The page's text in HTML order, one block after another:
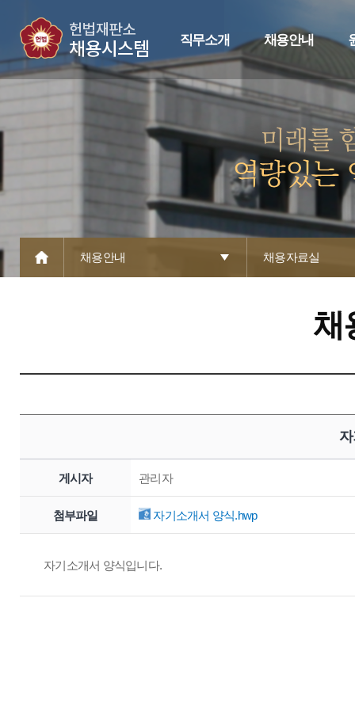
직무소개 채용안내
채용안내 채용자료실
채
게시자 관리자
첨부파일 자기소개서 양식.hwp
자기소개서 양식입니다.